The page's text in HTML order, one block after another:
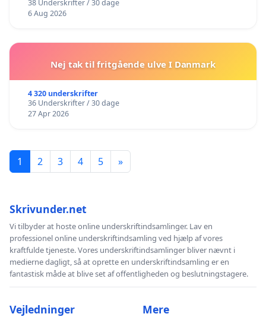
38 Underskrifter / 30 dage
6 Aug 2026
Nej tak til fritgående ulve I Danmark
4 320 underskrifter
36 Underskrifter / 30 dage
27 Apr 2026
1 2 3 4 5 »
Skrivunder.net
Vi tilbyder at hoste online underskriftindsamlinger. Lav en
professionel online underskriftindsamling ved hjælp af vores
kraftfulde tjeneste. Vores underskriftindsamlinger bliver nævnt i
medierne dagligt, så at oprette en underskriftindsamling er en
fantastisk måde at blive set af offentligheden og beslutningstagere.
Vejledninger Mere